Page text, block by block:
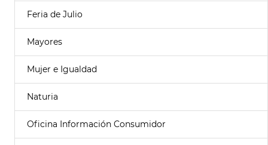
Feria de Julio
Mayores
Mujer e Igualdad
Naturia
Oficina Información Consumidor